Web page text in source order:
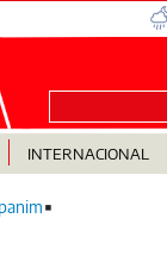
INTERNACIONAL